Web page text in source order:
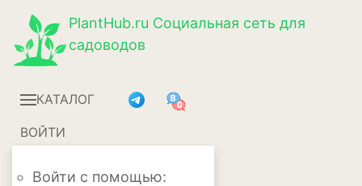
PlantHub.ru Социальная сеть для
садоводов
КАТАЛОГ
ВОЙТИ
Войти с помощью: